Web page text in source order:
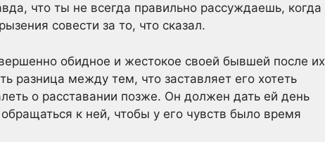
что ты не всегда правильно рассуждаешь, когда
совести за то, что сказал.
обидное и жестокое своей бывшей после их
разница между тем, что заставляет его хотеть
о расставании позже. Он должен дать ей день
к ней, чтобы у его чувств было время